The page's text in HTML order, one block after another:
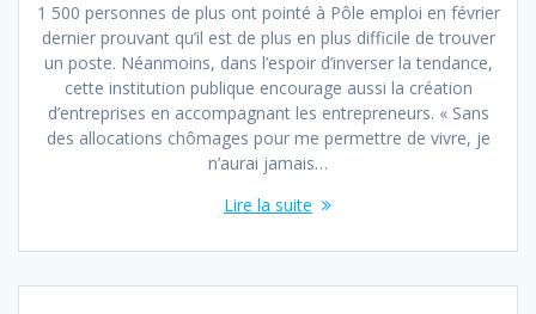
1 500 personnes de plus ont pointé à Pôle emploi en février
dernier prouvant qu’il est de plus en plus difficile de trouver
un poste. Néanmoins, dans l’espoir d’inverser la tendance,
cette institution publique encourage aussi la création
d’entreprises en accompagnant les entrepreneurs. « Sans
des allocations chômages pour me permettre de vivre, je
n’aurai jamais…
Lire la suite